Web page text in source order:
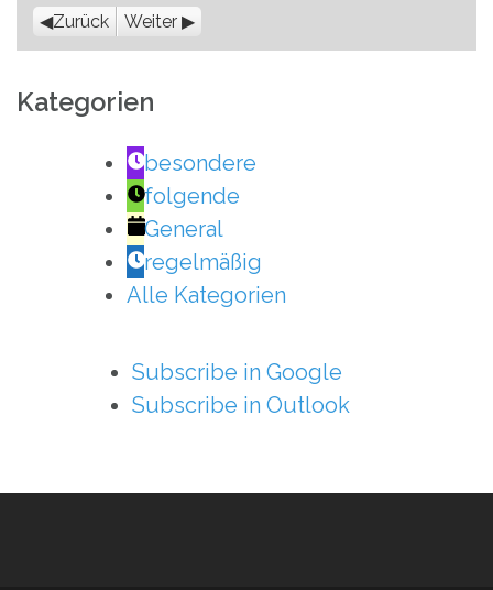
Zurück Weiter
Kategorien
besondere
folgende
General
regelmäßig
Alle Kategorien
Subscribe in Google
Subscribe in Outlook